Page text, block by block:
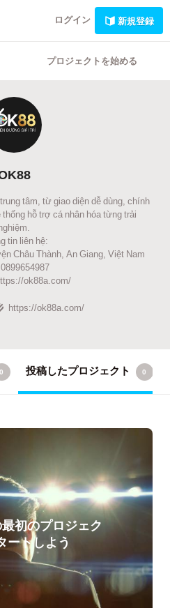
ログイン 新規登録
プロジェクトを始める
tâm, từ giao diện dễ dùng, chính
hỗ trợ cá nhân hóa từng trải
tin liên hệ:
Châu Thành, An Giang, Việt Nam
ok88a.com/
https://ok88a.com/
0 投稿したプロジェクト 0
初のプロジェク
ートしよう